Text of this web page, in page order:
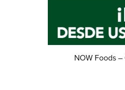
NOW Foods